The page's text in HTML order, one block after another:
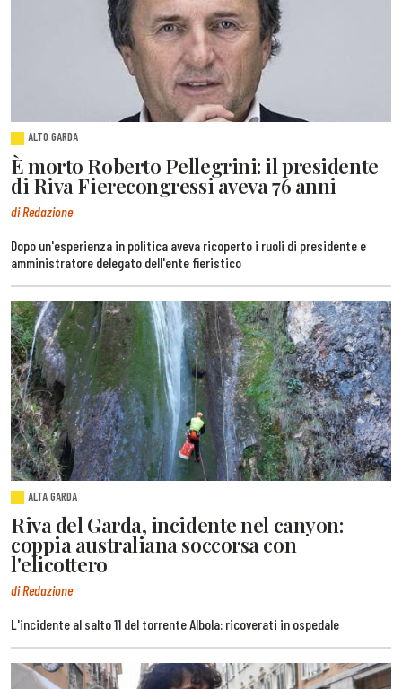
ALTO GARDA
È morto Roberto Pellegrini: il presidente
di Riva Fierecongressi aveva 76 anni
di Redazione
Dopo un'esperienza in politica aveva ricoperto i ruoli di presidente e
amministratore delegato dell'ente fieristico
ALTA GARDA
Riva del Garda, incidente nel canyon:
coppia australiana soccorsa con
l'elicottero
di Redazione
L'incidente al salto 11 del torrente Albola: ricoverati in ospedale